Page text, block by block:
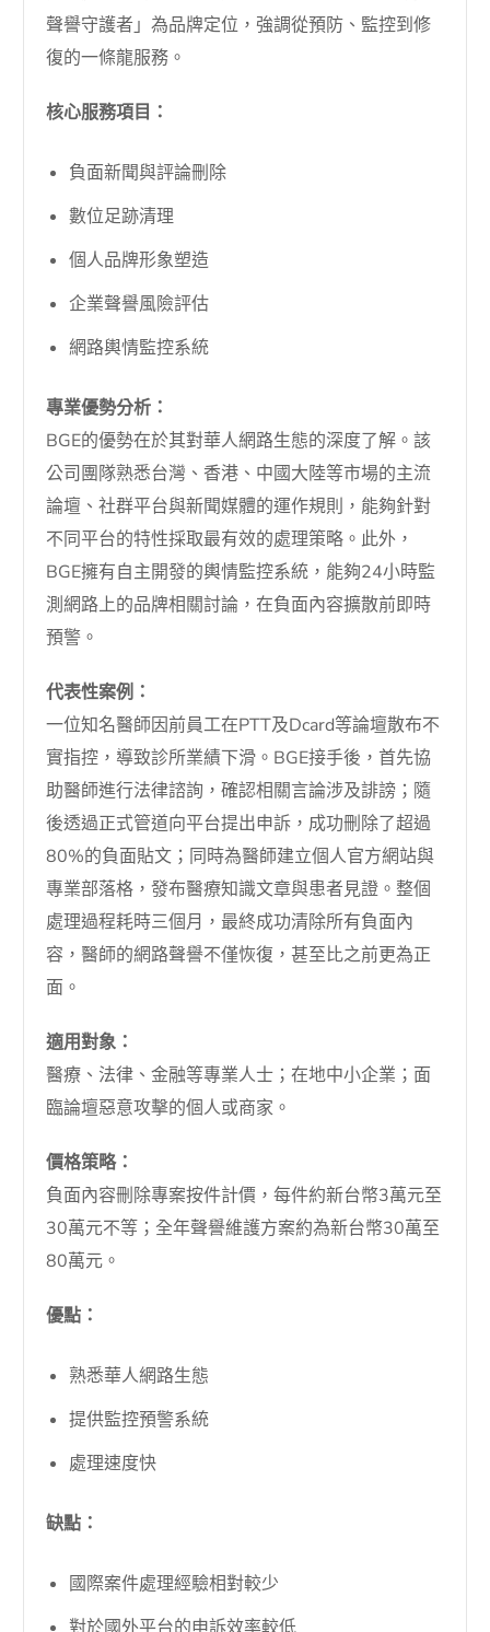
聲譽守護者」為品牌定位，強調從預防、監控到修
復的一條龍服務。
核心服務項目：
負面新聞與評論刪除
數位足跡清理
個人品牌形象塑造
企業聲譽風險評估
網路輿情監控系統
專業優勢分析：
BGE的優勢在於其對華人網路生態的深度了解。該
公司團隊熟悉台灣、香港、中國大陸等市場的主流
論壇、社群平台與新聞媒體的運作規則，能夠針對
不同平台的特性採取最有效的處理策略。此外，
BGE擁有自主開發的輿情監控系統，能夠24小時監
測網路上的品牌相關討論，在負面內容擴散前即時
預警。
代表性案例：
一位知名醫師因前員工在PTT及Dcard等論壇散布不
實指控，導致診所業績下滑。BGE接手後，首先協
助醫師進行法律諮詢，確認相關言論涉及誹謗；隨
後透過正式管道向平台提出申訴，成功刪除了超過
80%的負面貼文；同時為醫師建立個人官方網站與
專業部落格，發布醫療知識文章與患者見證。整個
處理過程耗時三個月，最終成功清除所有負面內
容，醫師的網路聲譽不僅恢復，甚至比之前更為正
面。
適用對象：
醫療、法律、金融等專業人士；在地中小企業；面
臨論壇惡意攻擊的個人或商家。
價格策略：
負面內容刪除專案按件計價，每件約新台幣3萬元至
30萬元不等；全年聲譽維護方案約為新台幣30萬至
80萬元。
優點：
熟悉華人網路生態
提供監控預警系統
處理速度快
缺點：
國際案件處理經驗相對較少